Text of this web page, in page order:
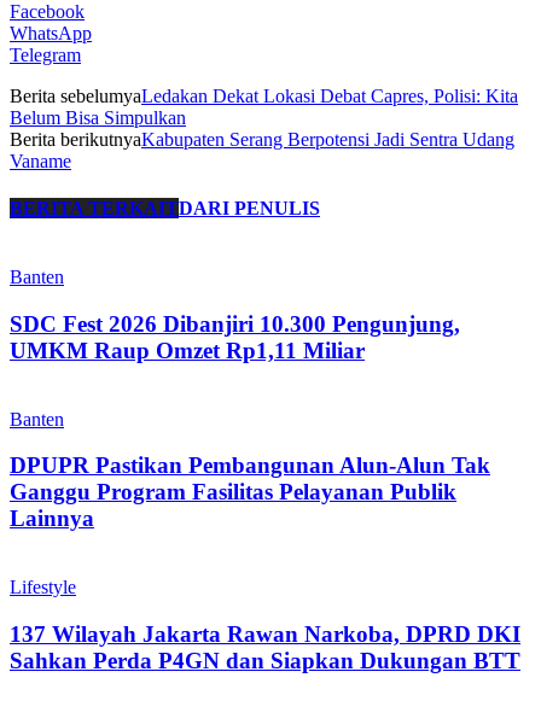
Facebook
WhatsApp
Telegram
Berita sebelumyaLedakan Dekat Lokasi Debat Capres, Polisi: Kita
Belum Bisa Simpulkan
Berita berikutnyaKabupaten Serang Berpotensi Jadi Sentra Udang
Vaname
BERITA TERKAITDARI PENULIS
Banten
SDC Fest 2026 Dibanjiri 10.300 Pengunjung,
UMKM Raup Omzet Rp1,11 Miliar
Banten
DPUPR Pastikan Pembangunan Alun-Alun Tak
Ganggu Program Fasilitas Pelayanan Publik
Lainnya
Lifestyle
​137 Wilayah Jakarta Rawan Narkoba, DPRD DKI
Sahkan Perda P4GN dan Siapkan Dukungan BTT